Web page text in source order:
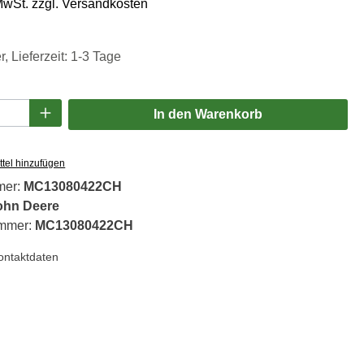
zzgl. Versandkosten
Lieferzeit: 1-3 Tage
Anzahl: Gib den gewünschten Wert ein
In den Warenkorb
hinzufügen
MC13080422CH
Deere
MC13080422CH